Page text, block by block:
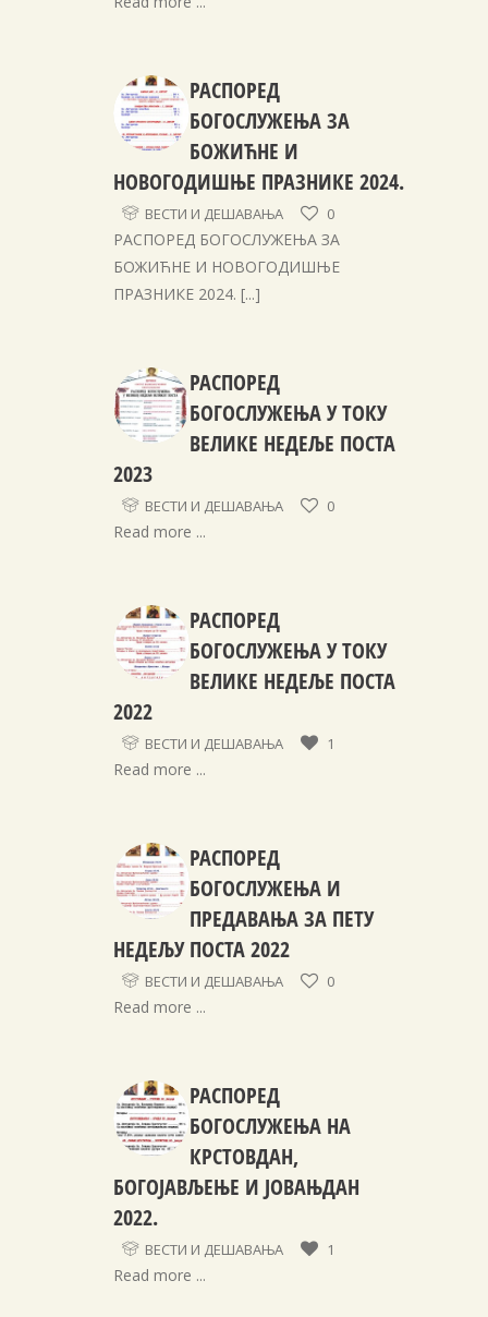
РАСПОРЕД
БОГОСЛУЖЕЊА ЗА
БОЖИЋНЕ И
НОВОГОДИШЊЕ ПРАЗНИКЕ 2024.
ВЕСТИ И ДЕШАВАЊА 0
РАСПОРЕД БОГОСЛУЖЕЊА ЗА
БОЖИЋНЕ И НОВОГОДИШЊЕ
ПРАЗНИКЕ 2024. [...]
РАСПОРЕД
БОГОСЛУЖЕЊА У ТОКУ
ВЕЛИКЕ НЕДЕЉЕ ПОСТА
2023
ВЕСТИ И ДЕШАВАЊА 0
Read more ...
РАСПОРЕД
БОГОСЛУЖЕЊА У ТОКУ
ВЕЛИКЕ НЕДЕЉЕ ПОСТА
2022
ВЕСТИ И ДЕШАВАЊА 1
Read more ...
РАСПОРЕД
БОГОСЛУЖЕЊА И
ПРЕДАВАЊА ЗА ПЕТУ
НЕДЕЉУ ПОСТА 2022
ВЕСТИ И ДЕШАВАЊА 0
Read more ...
РАСПОРЕД
БОГОСЛУЖЕЊА НА
КРСТОВДАН,
БОГОЈАВЉЕЊЕ И ЈОВАЊДАН
2022.
ВЕСТИ И ДЕШАВАЊА 1
Read more ...